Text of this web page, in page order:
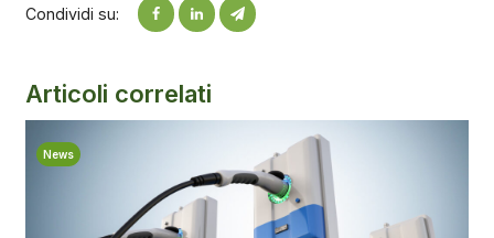
Condividi su:
Articoli correlati
News